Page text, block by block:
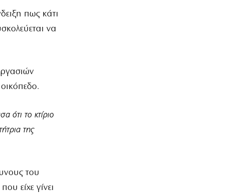
πως κάτι
να
ότι το κτίριο
της
του
είχε γίνει